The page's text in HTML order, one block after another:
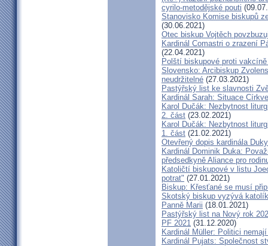
cyrilo-metodějské pouti
Stanovisko Komise biskupů
(30.06.2021)
Otec biskup Vojtěch
Kardinál Comastri o zrazení
(22.04.2021)
Polští biskupové proti
Slovensko: Arcibiskup
neudržitelné (27.03.2021)
Pastýřský list ke slavnosti
Kardinál Sarah: Situace
Karol Dučák: Nezbytnost
2. část (23.02.2021)
Karol Dučák: Nezbytnost
1. část (21.02.2021)
Otevřený dopis kardinála
Kardinál Dominik Duka:
předsedkyně Aliance pro
Katoličtí biskupové v listu
potrat" (27.01.2021)
Biskup: Křesťané se musí
Skotský biskup vyzývá
Panně Marii (18.01.2021)
Pastýřský list na Nový rok
PF 2021 (31.12.2020)
Kardinál Müller: Politici
Kardinál Pujats: Společnost